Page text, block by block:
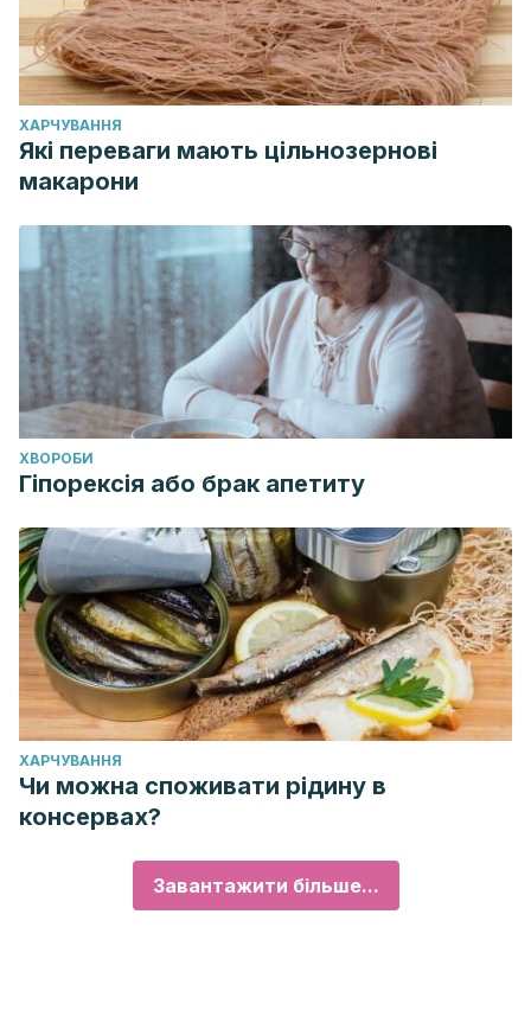
ХАРЧУВАННЯ
Які переваги мають цільнозернові
макарони
ХВОРОБИ
Гіпорексія або брак апетиту
ХАРЧУВАННЯ
Чи можна споживати рідину в
консервах?
Завантажити більше...